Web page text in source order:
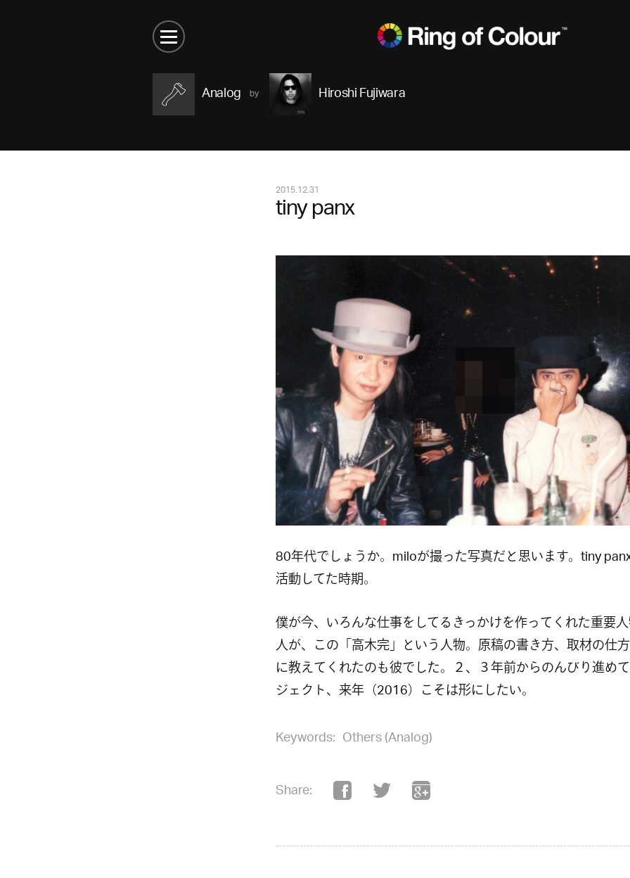
Analog Hiroshi Fujiwara
2015.12.31
tiny panx
80年代でしょうか。miloが撮った写真だと思います。tiny
活動してた時期。
僕が今、いろんな仕事をしてるきっかけを作ってくれた重要
人が、この「高木完」という人物。原稿の書き方、取材の仕
に教えてくれたのも彼でした。２、３年前からのんびり進め
ジェクト、来年（2016）こそは形にしたい。
Keywords: Others (Analog)
Share: